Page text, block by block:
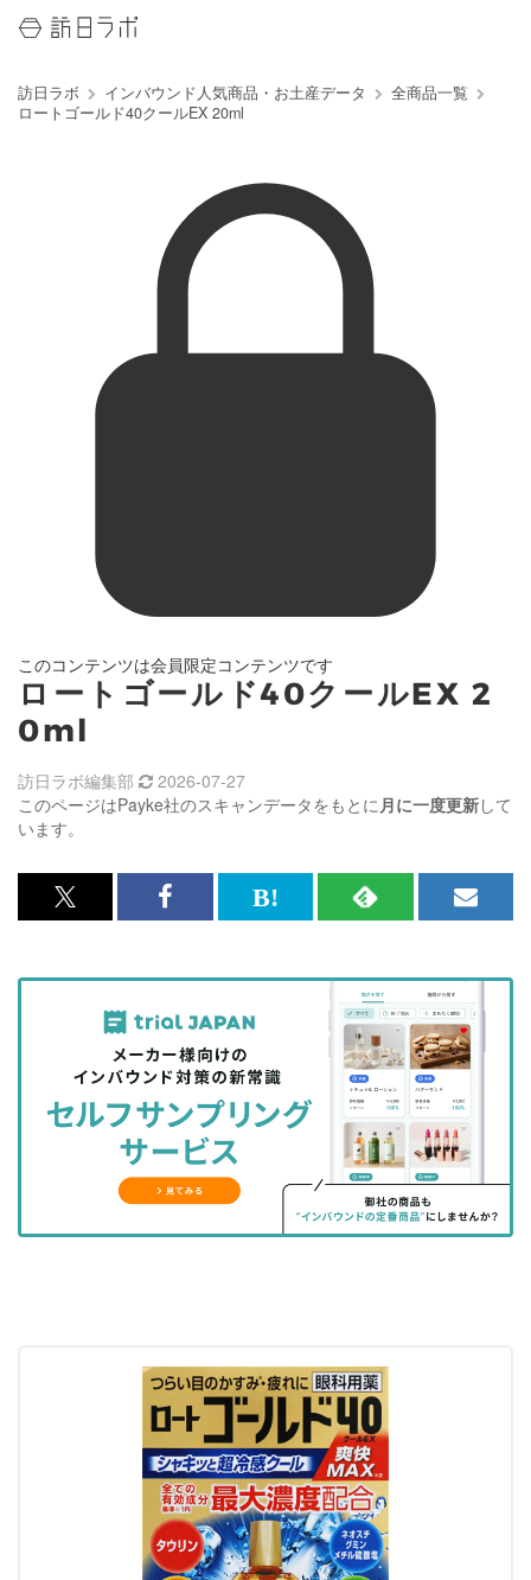
訪日ラボ インバウンド人気商品・お土産データ
全商品一覧
ロートゴールド40クールEX 20ml
このコンテンツは会員限定コンテンツです
ロートゴールド40クールEX 2
0ml
このページはPayke社のスキャンデータをもとに月に一度更新して
います。
訪日ラボ編集部 2026-07-27
x<br>
記
を
シ
ェ
る
Facebook<br>
記
事
を
シ
ェ
ア
す
る
は
な
ッ
ク
マ
に
RSS
記
事
を
購
読
す
る
メ
マ
ガ
登
録
す
る